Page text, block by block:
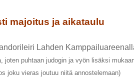
majoitus ja aikataulu
Lahden
joten puhtaan judogin ja vyön lisäksi
joku vieras joutuu niitä annostelemaan)